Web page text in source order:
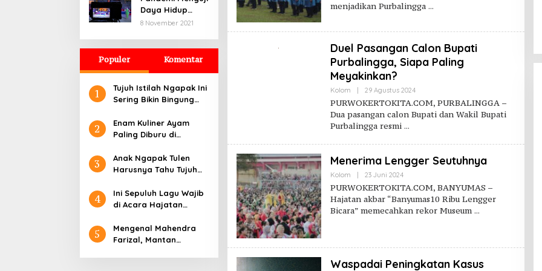
Daya Hidup
Seniman di
8 November 2021
Populer Komentar
1
Tujuh Istilah Ngapak Ini
Sering Bikin Bingung
2
Enam Kuliner Ayam
Paling Diburu di
3
Anak Ngapak Tulen
Harusnya Tahu Tujuh
4
Ini Sepuluh Lagu Wajib
di Acara Hajatan
dan Sekitar
5
Mengenal Mahendra
Farizal, Mantan
menjadikan Purbalingga
Duel Pasangan Calon Bupati
Purbalingga, Siapa Paling
Meyakinkan?
Kolom 29 Agustus 2024Oleh
Kita
PURWOKERTOKITA.COM, PURBALINGGA –
Dua pasangan calon Bupati dan Wakil Bupati
Purbalingga resmi
Menerima Lengger Seutuhnya
Kolom 23 Juni 2024Oleh
Kita
PURWOKERTOKITA.COM, BANYUMAS –
Hajatan akbar “Banyumas10 Ribu Lengger
Bicara” memecahkan rekor Museum
Waspadai Peningkatan Kasus
Jalan Budaya Menjaga Tuk
Sikopyah di Desa Serang
Purbalingga